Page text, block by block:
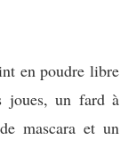
en poudre libre
joues, un fard à
mascara et un